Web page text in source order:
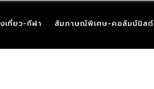
เที่ยว-กีฬา สัมภาษณ์พิเศษ-คอลัมน์นิสต์